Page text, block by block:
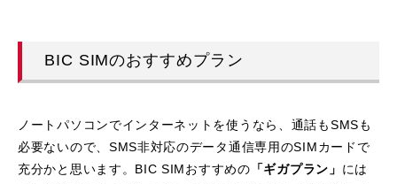
BIC SIMのおすすめプラン
ノートパソコンでインターネットを使うなら、通話もSMSも
必要ないので、SMS非対応のデータ通信専用のSIMカードで
充分かと思います。BIC SIMおすすめの 「ギガプラン」 には